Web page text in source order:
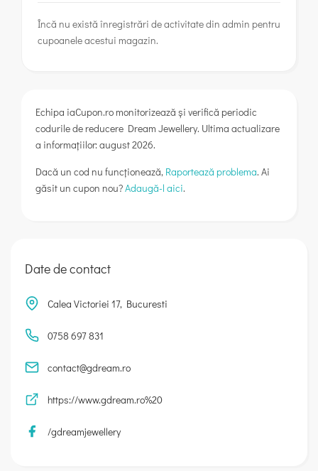
Încă nu există înregistrări de activitate din admin pentru
cupoanele acestui magazin.
Echipa iaCupon.ro monitorizează și verifică periodic
codurile de reducere Dream Jewellery. Ultima actualizare
a informațiilor: august 2026.
Dacă un cod nu funcționează, Raportează problema. Ai
găsit un cupon nou?Adaugă-l aici.
Date de contact
Calea Victoriei 17, Bucuresti
0758 697 831
contact@gdream.ro
https://www.gdream.ro%20
/gdreamjewellery